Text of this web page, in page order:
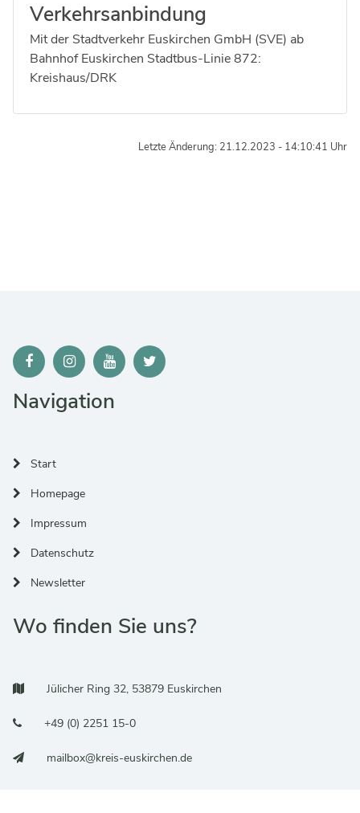
Verkehrsanbindung
Mit der Stadtverkehr Euskirchen GmbH (SVE) ab
Bahnhof Euskirchen Stadtbus-Linie 872:
Kreishaus/DRK
Letzte Änderung: 21.12.2023 - 14:10:41 Uhr
Navigation
Start
Homepage
Impressum
Datenschutz
Newsletter
Wo finden Sie uns?
Adresse:
Jülicher Ring 32, 53879 Euskirchen
Telefonnummer:
+49 (0) 2251 15-0
E-Mail:
mailbox@kreis-euskirchen.de